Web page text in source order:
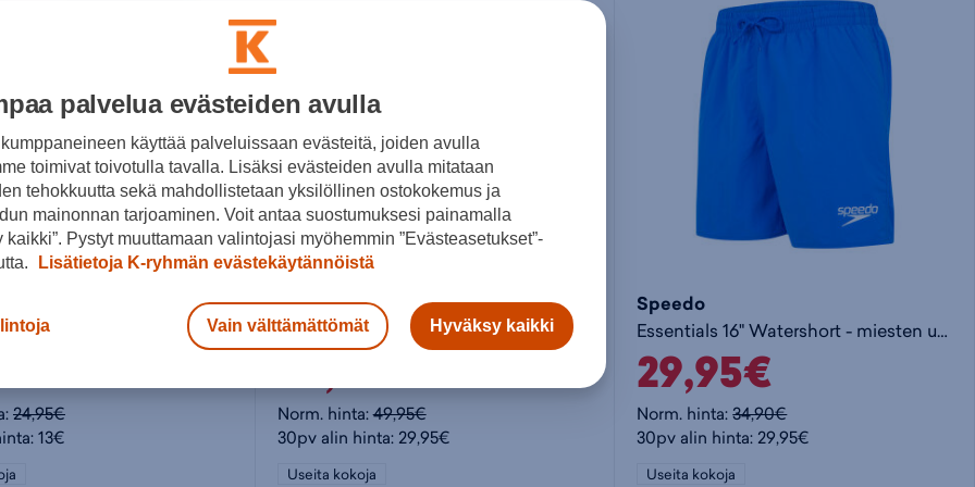
o
o
k
o
i
k
r
i
e
II M - miesten uimahousut
24,95€
13€
Björn Borg
29,95€
Norm. hinta:49,95€
30pv alin hinta: 29,95€
Useita kokoja
Speedo
Essentials 16" Watershort - miesten uimashortsit
29,95€
Norm. hinta:34,90€
30pv alin hinta: 29,95€
Useita kokoja
palvelua evästeiden avulla
käyttää palveluissaan evästeitä, joiden avulla
toimivat toivotulla tavalla. Lisäksi evästeiden avulla mitataan
tehokkuutta sekä mahdollistetaan yksilöllinen ostokokemus ja
mainonnan tarjoaminen. Voit antaa suostumuksesi painamalla
kaikki”. Pystyt muuttamaan valintojasi myöhemmin ”Evästeasetukset”-
Lisätietoja K-ryhmän evästekäytännöistä
Vain välttämättömät Hyväksy kaikki